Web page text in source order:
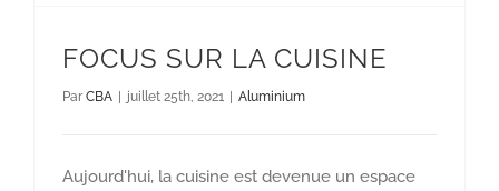
FOCUS SUR LA CUISINE
Par CBA | juillet 25th, 2021 | Aluminium
Aujourd'hui, la cuisine est devenue un espace